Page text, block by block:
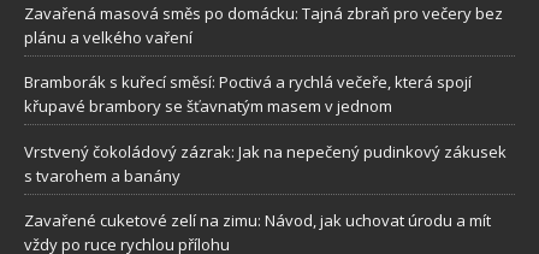
Zavařená masová směs po domácku: Tajná zbraň pro večery bez
plánu a velkého vaření
Bramborák s kuřecí směsí: Poctivá a rychlá večeře, která spojí
křupavé brambory se šťavnatým masem v jednom
Vrstvený čokoládový zázrak: Jak na nepečený pudinkový zákusek
s tvarohem a banány
Zavařené cuketové zelí na zimu: Návod, jak uchovat úrodu a mít
vždy po ruce rychlou přílohu